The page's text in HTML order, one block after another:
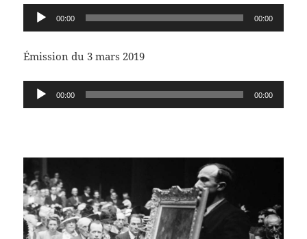
Lecteur
audio
00:00 00:00
Émission du 3 mars 2019
Lecteur
audio
00:00 00:00